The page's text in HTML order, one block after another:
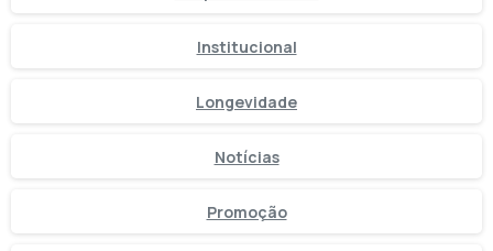
Institucional
Longevidade
Notícias
Promoção